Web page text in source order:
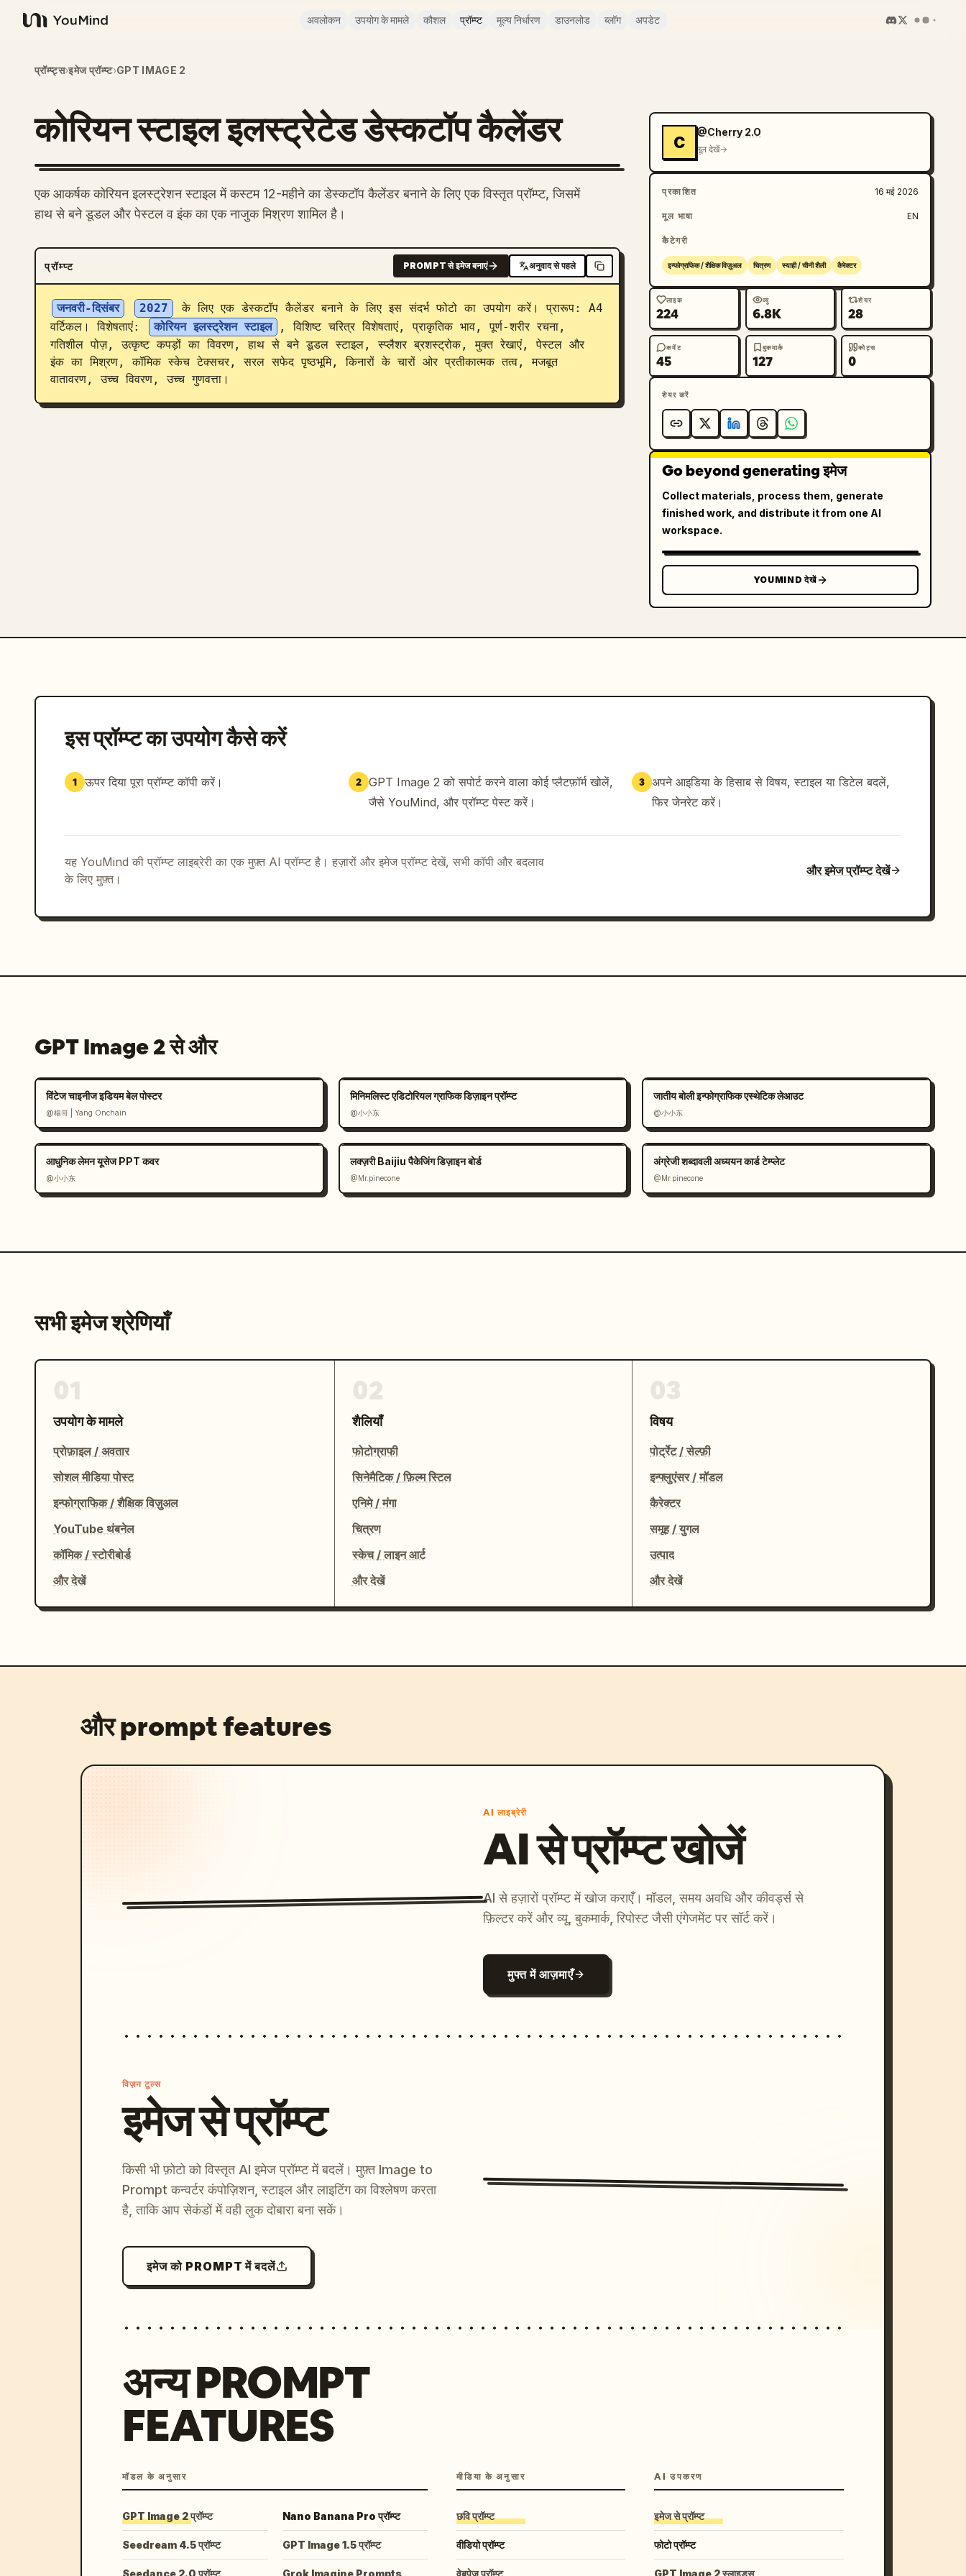
YouMind
अवलोकन उपयोग के मामले कौशल प्रॉम्प्ट मूल्य निर्धारण डाउनलोड ब्लॉग अपडेट
प्रॉम्प्ट्स›इमेज प्रॉम्प्ट›GPT IMAGE 2
कोरियन स्टाइल इलस्ट्रेटेड डेस्कटॉप कैलेंडर
एक आकर्षक कोरियन इलस्ट्रेशन स्टाइल में कस्टम 12-महीने का डेस्कटॉप कैलेंडर बनाने के लिए एक विस्तृत प्रॉम्प्ट, जिसमें
हाथ से बने डूडल और पेस्टल व इंक का एक नाजुक मिश्रण शामिल है।
प्रॉम्प्ट PROMPT से इमेज बनाएं अनुवाद से पहले
जनवरी-दिसंबर 2027
के लिए एक डेस्कटॉप कैलेंडर बनाने के लिए इस संदर्भ फोटो का उपयोग करें। प्रारूप: A4
वर्टिकल। विशेषताएं:
कोरियन इलस्ट्रेशन स्टाइल
, विशिष्ट चरित्र विशेषताएं, प्राकृतिक भाव, पूर्ण-शरीर रचना,
गतिशील पोज़, उत्कृष्ट कपड़ों का विवरण, हाथ से बने डूडल स्टाइल, स्प्लैशर ब्रशस्ट्रोक, मुक्त रेखाएं, पेस्टल और
इंक का मिश्रण, कॉमिक स्केच टेक्सचर, सरल सफेद पृष्ठभूमि, किनारों के चारों ओर प्रतीकात्मक तत्व, मजबूत
वातावरण, उच्च विवरण, उच्च गुणवत्ता।
C
@Cherry 2.O
मूल देखें
प्रकाशित 16 मई 2026
मूल भाषा EN
कैटेगरी
इन्फोग्राफिक / शैक्षिक विज़ुअल चित्रण स्याही / चीनी शैली कैरेक्टर
लाइक
224
व्यू
6.8K
शेयर
28
कमेंट
45
बुकमार्क
127
कोट्स
0
शेयर करें
Go beyond generating इमेज
Collect materials, process them, generate
finished work, and distribute it from one AI
workspace.
YOUMIND देखें
इस प्रॉम्प्ट का उपयोग कैसे करें
1 ऊपर दिया पूरा प्रॉम्प्ट कॉपी करें। 2 GPT Image 2 को सपोर्ट करने वाला कोई प्लैटफ़ॉर्म खोलें,
जैसे YouMind, और प्रॉम्प्ट पेस्ट करें।
3 अपने आइडिया के हिसाब से विषय, स्टाइल या डिटेल बदलें,
फिर जेनरेट करें।
यह YouMind की प्रॉम्प्ट लाइब्रेरी का एक मुफ़्त AI प्रॉम्प्ट है। हज़ारों और इमेज प्रॉम्प्ट देखें, सभी कॉपी और बदलाव
के लिए मुफ़्त।
और इमेज प्रॉम्प्ट देखें
GPT Image 2 से और
विंटेज चाइनीज इडियम बेल पोस्टर
@楊哥 | Yang Onchain
मिनिमलिस्ट एडिटोरियल ग्राफिक डिज़ाइन प्रॉम्प्ट
@小小东
जातीय बोली इन्फोग्राफिक एस्थेटिक लेआउट
@小小东
आधुनिक लेमन यूसेज PPT कवर
@小小东
लक्ज़री Baijiu पैकेजिंग डिज़ाइन बोर्ड
@Mr.pinecone
अंग्रेजी शब्दावली अध्ययन कार्ड टेम्प्लेट
@Mr.pinecone
सभी इमेज श्रेणियाँ
उपयोग के मामले
प्रोफ़ाइल / अवतार
सोशल मीडिया पोस्ट
इन्फोग्राफिक / शैक्षिक विज़ुअल
YouTube थंबनेल
कॉमिक / स्टोरीबोर्ड
और देखें
शैलियाँ
फोटोग्राफी
सिनेमैटिक / फ़िल्म स्टिल
एनिमे / मंगा
चित्रण
स्केच / लाइन आर्ट
और देखें
विषय
पोर्ट्रेट / सेल्फ़ी
इन्फ्लुएंसर / मॉडल
कैरेक्टर
समूह / युगल
उत्पाद
और देखें
और prompt features
AI लाइब्रेरी
AI से प्रॉम्प्ट खोजें
AI से हज़ारों प्रॉम्प्ट में खोज कराएँ। मॉडल, समय अवधि और कीवर्ड्स से
फ़िल्टर करें और व्यू, बुकमार्क, रिपोस्ट जैसी एंगेजमेंट पर सॉर्ट करें।
मुफ्त में आज़माएँ
विज़न टूल्स
इमेज से प्रॉम्प्ट
किसी भी फ़ोटो को विस्तृत AI इमेज प्रॉम्प्ट में बदलें। मुफ़्त Image to
Prompt कन्वर्टर कंपोज़िशन, स्टाइल और लाइटिंग का विश्लेषण करता
है, ताकि आप सेकंडों में वही लुक दोबारा बना सकें।
इमेज को PROMPT में बदलें
अन्य PROMPT
FEATURES
मॉडल के अनुसार
GPT Image 2 प्रॉम्प्ट Nano Banana Pro प्रॉम्प्ट
Seedream 4.5 प्रॉम्प्ट GPT Image 1.5 प्रॉम्प्ट
Seedance 2.0 प्रॉम्प्ट Grok Imagine Prompts
मीडिया के अनुसार
छवि प्रॉम्प्ट
वीडियो प्रॉम्प्ट
वेबपेज प्रॉम्प्ट
AI उपकरण
इमेज से प्रॉम्प्ट
फोटो प्रॉम्प्ट
GPT Image 2 स्लाइड्स